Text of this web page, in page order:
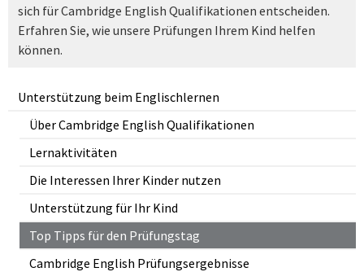
Unterstützung beim Englischlernen
Über Cambridge English Qualifikationen
Lernaktivitäten
Die Interessen Ihrer Kinder nutzen
Unterstützung für Ihr Kind
Top Tipps für den Prüfungstag
Cambridge English Prüfungsergebnisse
sich für Cambridge English Qualifikationen entscheiden.
Erfahren Sie, wie unsere Prüfungen Ihrem Kind helfen
können.